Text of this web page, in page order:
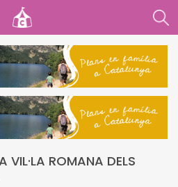
VIL·LA ROMANA DELS